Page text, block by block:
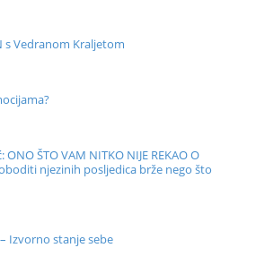
s Vedranom Kraljetom
ŠTO VAM NITKO NIJE REKAO O
njezinih posljedica brže nego što
Izvorno stanje sebe